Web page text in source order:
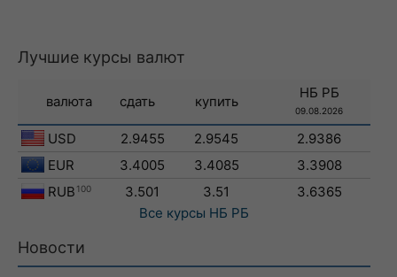
Лучшие курсы валют
валюта сдать купить
НБ РБ
09.08.2026
USD 2.9455 2.9545
2.9386
EUR
3.4005 3.4085
3.3908
RUB 100 3.501 3.51
3.6365
Все курсы НБ РБ
Новости